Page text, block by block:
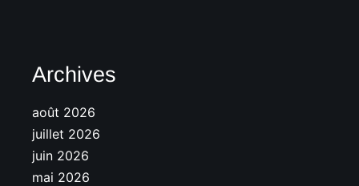
Archives
août 2026
juillet 2026
juin 2026
mai 2026